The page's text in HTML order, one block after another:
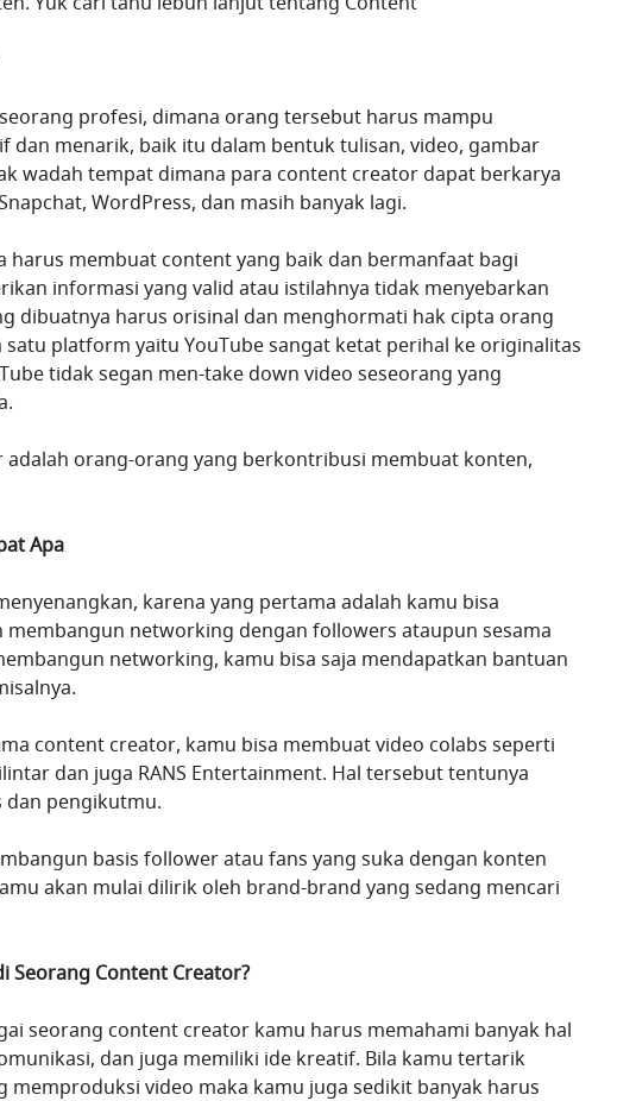
profesi, dimana orang tersebut harus mampu
dan menarik, baik itu dalam bentuk tulisan, video, gambar
wadah tempat dimana para content creator dapat berkarya
WordPress, dan masih banyak lagi.
harus membuat content yang baik dan bermanfaat bagi
informasi yang valid atau istilahnya tidak menyebarkan
dibuatnya harus orisinal dan menghormati hak cipta orang
satu platform yaitu YouTube sangat ketat perihal ke originalitas
tidak segan men-take down video seseorang yang
orang-orang yang berkontribusi membuat konten,
Apa
karena yang pertama adalah kamu bisa
networking dengan followers ataupun sesama
networking, kamu bisa saja mendapatkan bantuan
content creator, kamu bisa membuat video colabs seperti
dan juga RANS Entertainment. Hal tersebut tentunya
dan pengikutmu.
basis follower atau fans yang suka dengan konten
akan mulai dilirik oleh brand-brand yang sedang mencari
Seorang Content Creator?
seorang content creator kamu harus memahami banyak hal
dan juga memiliki ide kreatif. Bila kamu tertarik
memproduksi video maka kamu juga sedikit banyak harus